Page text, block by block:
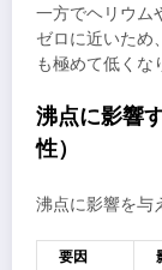
一方でヘリウム
ゼロに近いため
も極めて低くな
沸点に影響
性）
沸点に影響を与
要因